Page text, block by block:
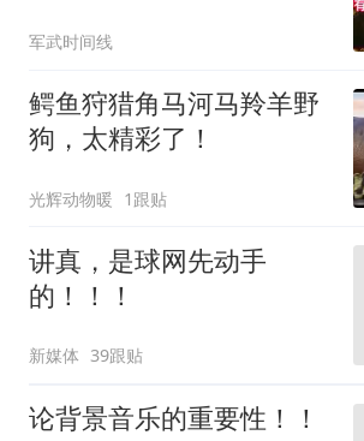
军武时间线
鳄鱼狩猎角马河马羚羊野
狗，太精彩了！
光辉动物暖 1跟贴
讲真，是球网先动手
的！！！
新媒体 39跟贴
论背景音乐的重要性！！